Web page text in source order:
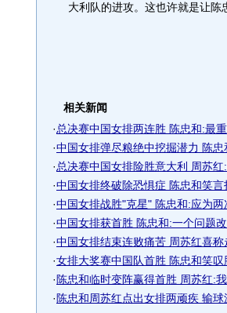
大利队的进攻。这也许就是让陈
相关新闻
·总决赛中国女排两连胜 陈忠和:最
·中国女排弹尽粮绝中挖掘潜力 陈忠
·总决赛中国女排险胜意大利 周苏
·中国女排终破除恐惧症 陈忠和笑言
·中国女排战胜"克星" 陈忠和:应为两
·中国女排获首胜 陈忠和:一个问题
·中国女排结束连败痛苦 周苏红喜称
·女排大奖赛中国队首胜 陈忠和笑叹
· 陈忠和临时变阵赢得首胜 周苏红:
· 陈忠和周苏红点出女排两顽疾 输球